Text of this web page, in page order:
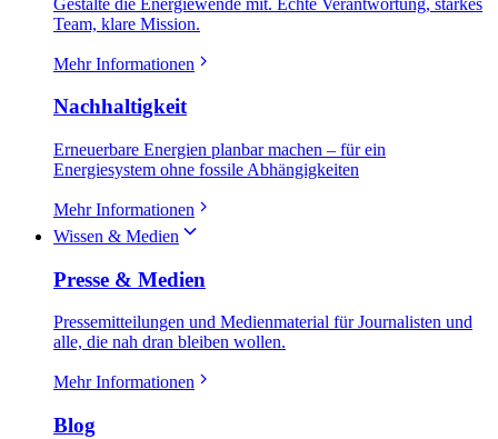
Team, klare Mission.
Mehr Informationen
Nachhaltigkeit
Erneuerbare Energien planbar machen – für ein
Energiesystem ohne fossile Abhängigkeiten
Mehr Informationen
Wissen & Medien
Presse & Medien
Pressemitteilungen und Medienmaterial für Journalisten und
alle, die nah dran bleiben wollen.
Mehr Informationen
Blog